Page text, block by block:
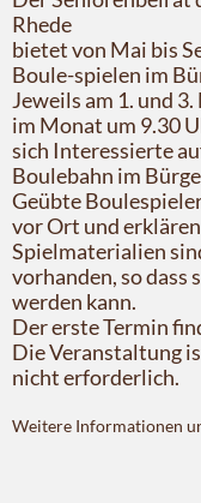
Rhede
bietet von Mai bis
Boule-spielen im
Jeweils am 1. und
im Monat um 9.30
sich Interessierte
Boulebahn im
Geübte
vor Ort und
Spielmaterialien
vorhanden, so dass
werden kann.
Der erste Termin
Die Veranstaltung
nicht erforderlich.
Weitere Informationen